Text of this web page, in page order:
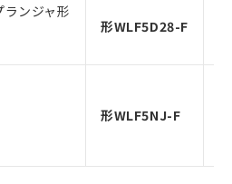
ンジャ形
形WLF5D28-F
形WLF5NJ-F